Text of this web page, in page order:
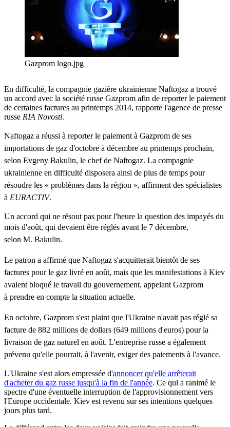
Gazprom logo.jpg
En difficulté, la compagnie gazière ukrainienne Naftogaz a trouvé
un accord avec la société russe Gazprom afin de reporter le paiement
de certaines factures au printemps 2014, rapporte l'agence de presse
russe RIA Novosti.
Naftogaz a réussi à reporter le paiement à Gazprom de ses
importations de gaz d'octobre à décembre au printemps prochain,
selon Evgeny Bakulin, le chef de Naftogaz. La compagnie
ukrainienne en difficulté disposera ainsi de plus de temps pour
résoudre les « problèmes dans la région », affirment des spécialistes
à EURACTIV.
Un accord qui ne résout pas pour l'heure la question des impayés du
mois d'août, qui devaient être réglés avant le 7 décembre,
selon M. Bakulin.
Le patron a affirmé que Naftogaz s'acquitterait bientôt de ses
factures pour le gaz livré en août, mais que les manifestations à Kiev
avaient bloqué le travail du gouvernement, appelant Gazprom
à prendre en compte la situation actuelle.
En octobre, Gazprom s'est plaint que l'Ukraine n'avait pas réglé sa
facture de 882 millions de dollars (649 millions d'euros) pour la
livraison de gaz naturel en août. L'entreprise russe a également
prévenu qu'elle pourrait, à l'avenir, exiger des paiements à l'avance.
L'Ukraine s'est alors empressée d'annoncer qu'elle arrêterait
d'acheter du gaz russe jusqu'à la fin de l'année. Ce qui a ranimé le
spectre d'une éventuelle interruption de l'approvisionnement vers
l'Europe occidentale. Kiev est revenu sur ses intentions quelques
jours plus tard.